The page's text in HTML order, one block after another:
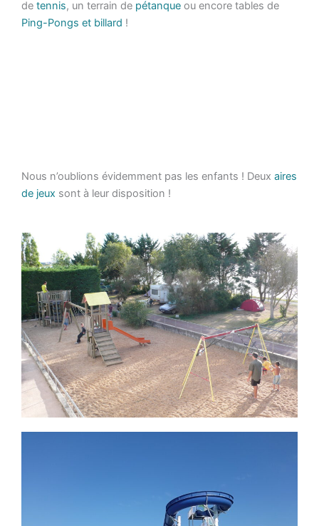
de tennis, un terrain de pétanque ou encore tables de
Ping-Pongs et billard !
Nous n’oublions évidemment pas les enfants ! Deux aires
de jeux sont à leur disposition !